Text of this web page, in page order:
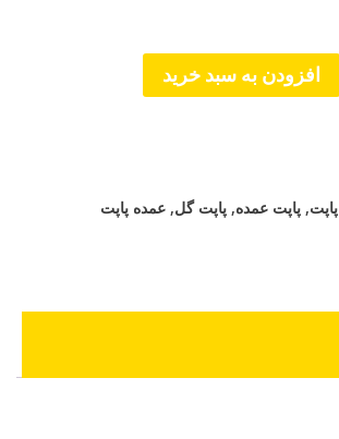
افزودن به سبد خرید
پاپت, پاپت عمده, پاپت گل, عمده پاپت